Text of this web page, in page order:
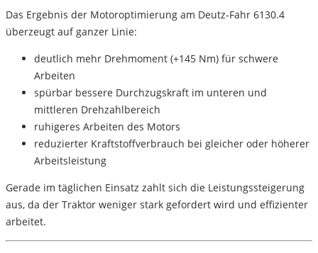
Das Ergebnis der Motoroptimierung am Deutz-Fahr 6130.4
überzeugt auf ganzer Linie:
deutlich mehr Drehmoment (+145 Nm) für schwere
Arbeiten
spürbar bessere Durchzugskraft im unteren und
mittleren Drehzahlbereich
ruhigeres Arbeiten des Motors
reduzierter Kraftstoffverbrauch bei gleicher oder höherer
Arbeitsleistung
Gerade im täglichen Einsatz zahlt sich die Leistungssteigerung
aus, da der Traktor weniger stark gefordert wird und effizienter
arbeitet.